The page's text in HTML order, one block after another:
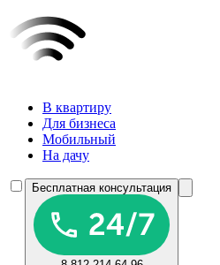
В квартиру
Для бизнеса
Мобильный
На дачу
Бесплатная консультация